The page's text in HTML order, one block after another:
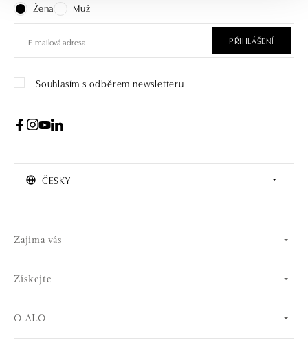
Žena
Muž
PŘIHLÁŠENÍ
Souhlasím s odběrem newsletteru
ČESKY
Zajíma vás
Získejte
O ALO